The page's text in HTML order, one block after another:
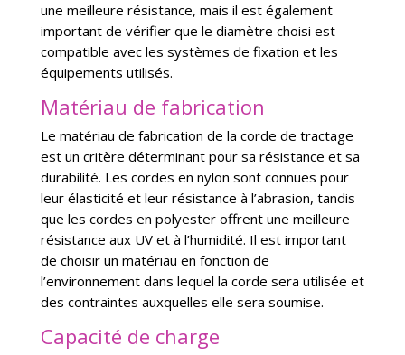
une meilleure résistance, mais il est également
important de vérifier que le diamètre choisi est
compatible avec les systèmes de fixation et les
équipements utilisés.
Matériau de fabrication
Le matériau de fabrication de la corde de tractage
est un critère déterminant pour sa résistance et sa
durabilité. Les cordes en nylon sont connues pour
leur élasticité et leur résistance à l’abrasion, tandis
que les cordes en polyester offrent une meilleure
résistance aux UV et à l’humidité. Il est important
de choisir un matériau en fonction de
l’environnement dans lequel la corde sera utilisée et
des contraintes auxquelles elle sera soumise.
Capacité de charge